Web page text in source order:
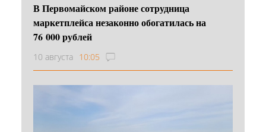
В Первомайском районе сотрудница
маркетплейса незаконно обогатилась на
76 000 рублей
10 августа 10:05